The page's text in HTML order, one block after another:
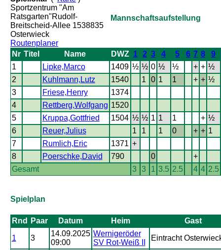
Sportzentrum "Am
Ratsgarten"Rudolf-
Breitscheid-Allee 1538835
Osterwieck
Routenplaner
Mannschaftsaufstellung
Nr Titel Name DWZ 1 2 3 4 5 6 7 8
9
1
Lipke,Marco 1409 ½ ½ 0 ½ ½ + + ½
2
Kuhlmann,Lutz 1540 1 0 1 1 + + ½
3
Friese,Henry
1374
4
Rettberg,Wolfgang 1520
5
Kruppa,Gottfried 1504 ½ ½ 1 1 1 + ½
6
Reuer,Julius 1 1 1 0 + + 1
7
Rumlich,Eric 1371 +
8
Poerschke,David 790 0
+
Gesamt
3 3 1 3.5 2.5 4 4 2.5
Spielplan
Rnd Paar Datum Heim Gast
1 3
14.09.2025
09:00
Wernigeröder
SV Rot-Weiß II
Eintracht